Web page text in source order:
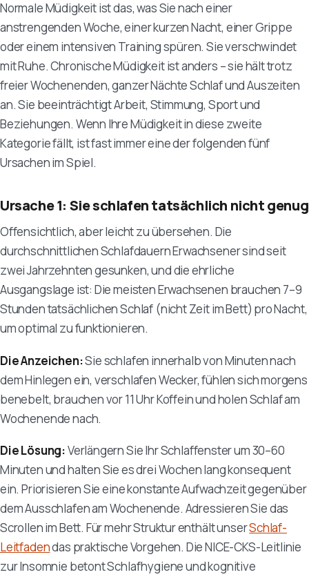
Normale Müdigkeit ist das, was Sie nach einer
anstrengenden Woche, einer kurzen Nacht, einer Grippe
oder einem intensiven Training spüren. Sie verschwindet
mit Ruhe. Chronische Müdigkeit ist anders – sie hält trotz
freier Wochenenden, ganzer Nächte Schlaf und Auszeiten
an. Sie beeinträchtigt Arbeit, Stimmung, Sport und
Beziehungen. Wenn Ihre Müdigkeit in diese zweite
Kategorie fällt, ist fast immer eine der folgenden fünf
Ursachen im Spiel.
Ursache 1: Sie schlafen tatsächlich nicht genug
Offensichtlich, aber leicht zu übersehen. Die
durchschnittlichen Schlafdauern Erwachsener sind seit
zwei Jahrzehnten gesunken, und die ehrliche
Ausgangslage ist: Die meisten Erwachsenen brauchen 7–9
Stunden tatsächlichen Schlaf (nicht Zeit im Bett) pro Nacht,
um optimal zu funktionieren.
Die Anzeichen:Sie schlafen innerhalb von Minuten nach
dem Hinlegen ein, verschlafen Wecker, fühlen sich morgens
benebelt, brauchen vor 11 Uhr Koffein und holen Schlaf am
Wochenende nach.
Die Lösung:Verlängern Sie Ihr Schlaffenster um 30–60
Minuten und halten Sie es drei Wochen lang konsequent
ein. Priorisieren Sie eine konstante Aufwachzeit gegenüber
dem Ausschlafen am Wochenende. Adressieren Sie das
Scrollen im Bett. Für mehr Struktur enthält unserSchlaf-
Leitfadendas praktische Vorgehen. Die NICE-CKS-Leitlinie
zur Insomnie betont Schlafhygiene und kognitive